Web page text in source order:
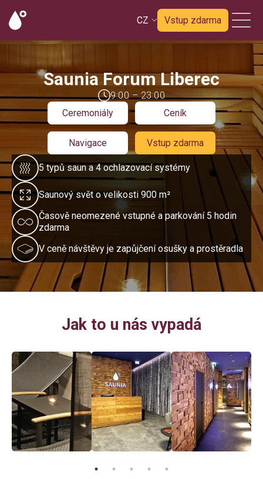
CZ Vstup zdarma
Saunia Forum Liberec
9:00 – 23:00
Ceremoniály
Ceník
Navigace Vstup zdarma
5 typů saun a 4 ochlazovací systémy
Saunový svět o velikosti 900 m²
Časově neomezené vstupné a parkování 5 hodin
zdarma
V ceně návštěvy je zapůjčení osušky a prostěradla
Jak to u nás vypadá